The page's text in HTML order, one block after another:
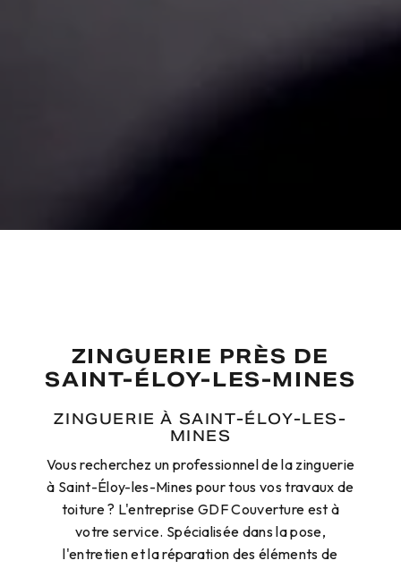
ZINGUERIE PRÈS DE
SAINT-ÉLOY-LES-MINES
ZINGUERIE À SAINT-ÉLOY-LES-
MINES
Vous recherchez un professionnel de la zinguerie
à Saint-Éloy-les-Mines pour tous vos travaux de
toiture ? L'entreprise GDF Couverture est à
votre service. Spécialisée dans la pose,
l'entretien et la réparation des éléments de